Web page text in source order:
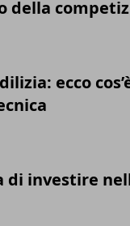
della
ecco
di investire